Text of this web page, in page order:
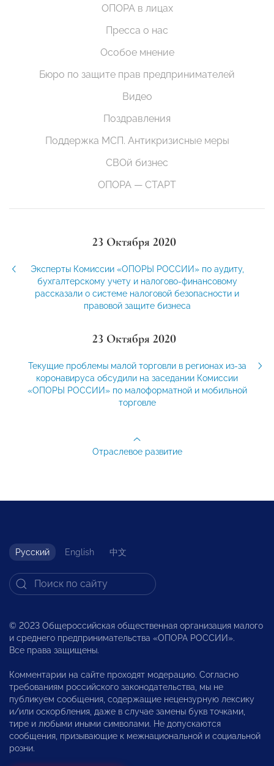
ОПОРА в лицах
Пресса о нас
Особое мнение
Бюро по защите прав предпринимателей
Видео
Поздравления
Поддержка МСП. Антикризисные меры
СВОй бизнес
ОПОРА — СТАРТ
23 Октября 2020
Эксперты Комиссии «ОПОРЫ РОССИИ» по аудиту,
бухгалтерскому учету и налогово-финансовому
рассказали о системе налоговой безопасности и
правовой защите бизнеса
23 Октября 2020
Текущие проблемы малой торговли в регионах из-за
коронавируса обсудили на заседании Комиссии
«ОПОРЫ РОССИИ» по малоформатной и мобильной
торговле
Отраслевое развитие
Русский English 中文
© 2023 Общероссийская общественная организация малого
и среднего предпринимательства «ОПОРА РОССИИ».
Все права защищены.
Комментарии на сайте проходят модерацию. Согласно
требованиям российского законодательства, мы не
публикуем сообщения, содержащие нецензурную лексику
и/или оскорбления, даже в случае замены букв точками,
тире и любыми иными символами. Не допускаются
сообщения, призывающие к межнациональной и социальной
розни.